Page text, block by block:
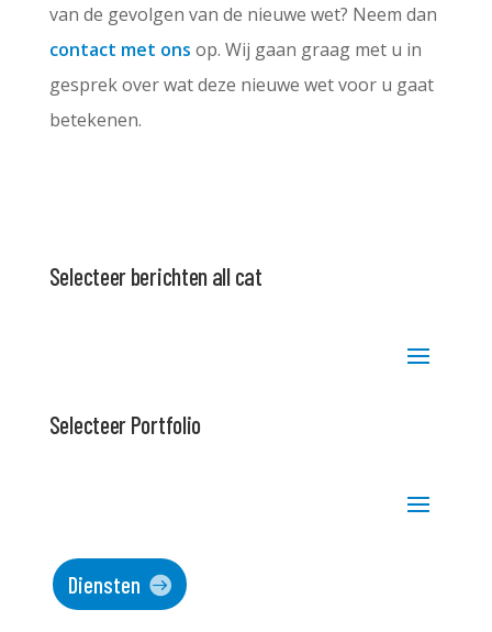
van de gevolgen van de nieuwe wet? Neem dan
contact met ons op. Wij gaan graag met u in
gesprek over wat deze nieuwe wet voor u gaat
betekenen.
Selecteer berichten all cat
Selecteer Portfolio
Diensten